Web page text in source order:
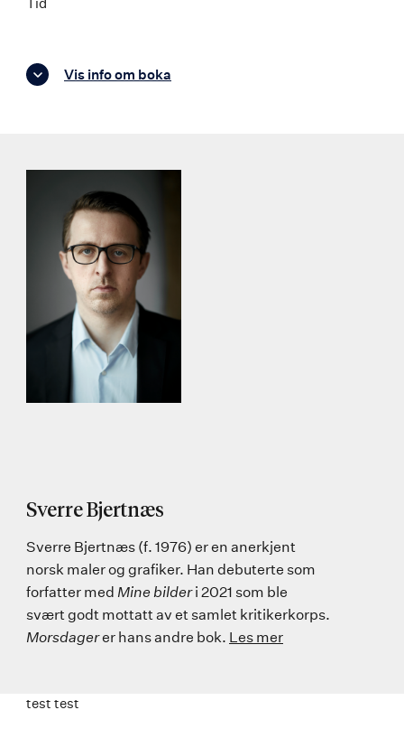
Tid
Vis info om boka
Sverre Bjertnæs
Sverre Bjertnæs (f. 1976) er en anerkjent
norsk maler og grafiker. Han debuterte som
forfatter med Mine bilderi 2021 som ble
svært godt mottatt av et samlet kritikerkorps.
Morsdagerer hans andre bok. Les mer
test test